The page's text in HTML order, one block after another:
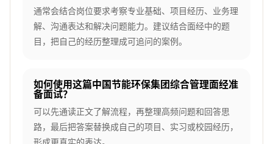
通常会结合岗位要求考察专业基础、项目经历、业务理
解、沟通表达和解决问题能力。建议结合面经中的题
目，把自己的经历整理成可追问的案例。
如何使用这篇中国节能环保集团综合管理面经准
备面试？
可以先通读正文了解流程，再整理高频问题和回答思
路，最后把答案替换成自己的项目、实习或校园经历，
形成更真实的表达。